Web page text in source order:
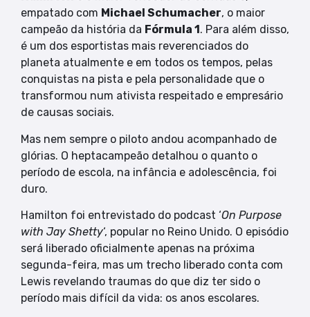
empatado com Michael Schumacher, o maior
campeão da história da Fórmula 1 . Para além disso,
é um dos esportistas mais reverenciados do
planeta atualmente e em todos os tempos, pelas
conquistas na pista e pela personalidade que o
transformou num ativista respeitado e empresário
de causas sociais.
Mas nem sempre o piloto andou acompanhado de
glórias. O heptacampeão detalhou o quanto o
período de escola, na infância e adolescência, foi
duro.
Hamilton foi entrevistado do podcast ‘On Purpose
with Jay Shetty‘, popular no Reino Unido. O episódio
será liberado oficialmente apenas na próxima
segunda-feira, mas um trecho liberado conta com
Lewis revelando traumas do que diz ter sido o
período mais difícil da vida: os anos escolares.